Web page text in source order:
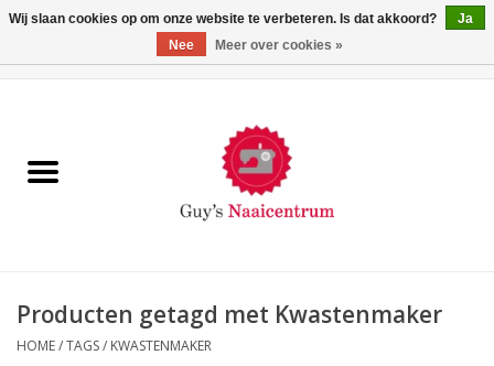
Machines
Paspoppen
Producten getagd met Kwastenmaker
HOME/TAGS/ KWASTENMAKER
Wij slaan cookies op om onze website te verbeteren. Is dat akkoord?
Ja
Nee
Meer over cookies »